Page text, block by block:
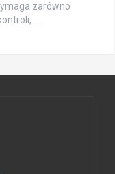
zarówno
…